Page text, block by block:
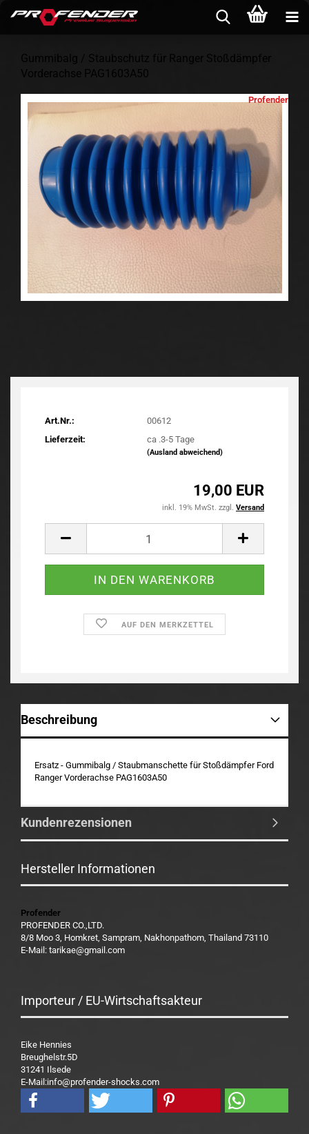
Gummibalg / Staubschutz für Ranger Stoßdämpfer
Vorderachse PAG1603A50
Profender
Art.Nr.:
00612
Lieferzeit:
ca .3-5 Tage
(Ausland abweichend)
19,00 EUR
inkl. 19% MwSt. zzgl. Versand
AUF DEN MERKZETTEL
Beschreibung
Ersatz - Gummibalg / Staubmanschette für Stoßdämpfer Ford
Ranger Vorderachse PAG1603A50
Kundenrezensionen
Hersteller Informationen
Profender
PROFENDER CO.,LTD.
8/8 Moo 3, Homkret, Sampram, Nakhonpathom, Thailand 73110
E-Mail: tarikae@gmail.com
Importeur / EU-Wirtschaftsakteur
Eike Hennies
Breughelstr.5D
31241 Ilsede
E-Mail:info@profender-shocks.com